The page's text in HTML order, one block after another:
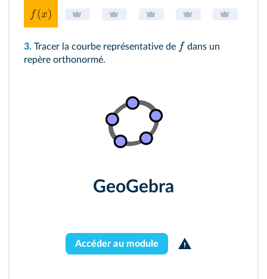
f(x)
3. Tracer la courbe représentative de f dans un
repère orthonormé.
GeoGebra
Accéder au module